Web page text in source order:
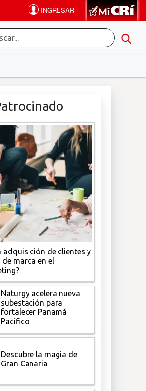
adquisición de clientes y
marca en el
Naturgy acelera nueva
subestación para
fortalecer Panamá
Pacífico
Descubre la magia de
Gran Canaria